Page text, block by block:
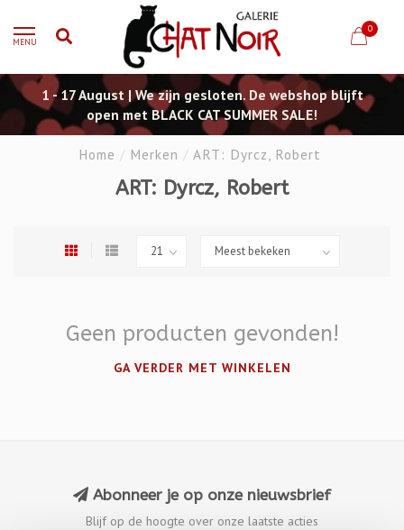
MENU
0
1 - 17 August | We zijn gesloten. De webshop blijft
open met BLACK CAT SUMMER SALE!
Home / Merken / ART: Dyrcz, Robert
ART: Dyrcz, Robert
Geen producten gevonden!
GA VERDER MET WINKELEN
Abonneer je op onze nieuwsbrief
Blijf op de hoogte over onze laatste acties